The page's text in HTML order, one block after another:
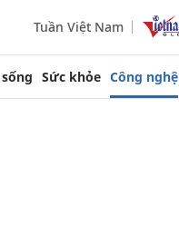
Tuần Việt Nam
Sức khỏe Công nghệ